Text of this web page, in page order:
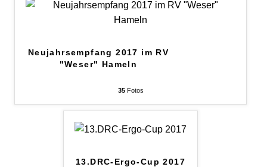
Neujahrsempfang 2017 im RV
"Weser" Hameln
35Fotos
13.DRC-Ergo-Cup 2017